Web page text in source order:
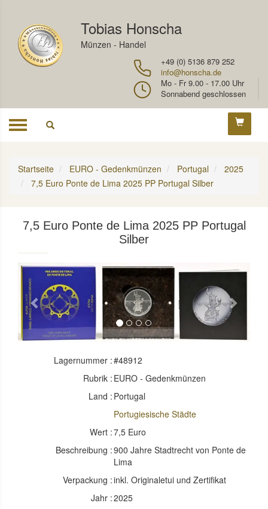
Tobias Honscha
Münzen - Handel
+49 (0) 5136 879 252
info@honscha.de
Mo - Fr 9.00 - 17.00 Uhr
Sonnabend geschlossen
Toggle
Startseite EURO - Gedenkmünzen Portugal
2025
7,5 Euro Ponte de Lima 2025 PP Portugal Silber
7,5 Euro Ponte de Lima 2025 PP Portugal
Silber
Previous Next
Lagernummer :#48912
Rubrik : EURO - Gedenkmünzen
Land : Portugal
Portugiesische Städte
Wert :7,5 Euro
Beschreibung :900 Jahre Stadtrecht von Ponte de
Lima
Verpackung :inkl. Originaletui und Zertifikat
Jahr :2025